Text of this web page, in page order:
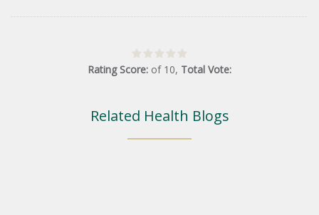
Rating Score: of 10, Total Vote:
Related Health Blogs